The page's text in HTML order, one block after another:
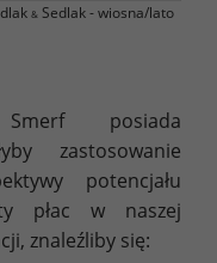
&Sedlak - wiosna/lato
posiada
zastosowanie
potencjału
płac w naszej
znaleźliby się: